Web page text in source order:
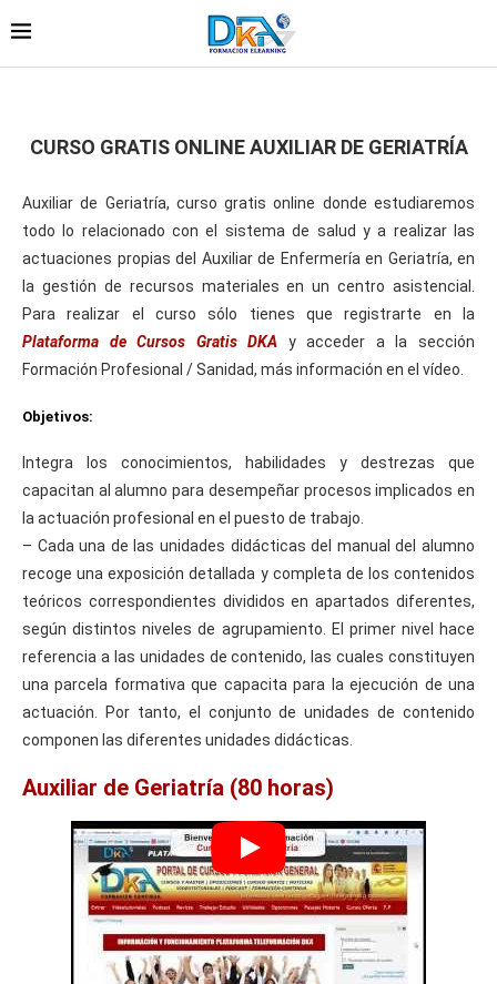
CURSO GRATIS ONLINE AUXILIAR DE GERIATRÍA
Auxiliar de Geriatría, curso gratis online donde estudiaremos
todo lo relacionado con el sistema de salud y a realizar las
actuaciones propias del Auxiliar de Enfermería en Geriatría, en
la gestión de recursos materiales en un centro asistencial.
Para realizar el curso sólo tienes que registrarte en la
Plataforma de Cursos Gratis DKA y acceder a la sección
Formación Profesional / Sanidad, más información en el vídeo.
Objetivos:
Integra los conocimientos, habilidades y destrezas que
capacitan al alumno para desempeñar procesos implicados en
la actuación profesional en el puesto de trabajo.
– Cada una de las unidades didácticas del manual del alumno
recoge una exposición detallada y completa de los contenidos
teóricos correspondientes divididos en apartados diferentes,
según distintos niveles de agrupamiento. El primer nivel hace
referencia a las unidades de contenido, las cuales constituyen
una parcela formativa que capacita para la ejecución de una
actuación. Por tanto, el conjunto de unidades de contenido
componen las diferentes unidades didácticas.
Auxiliar de Geriatría (80 horas)